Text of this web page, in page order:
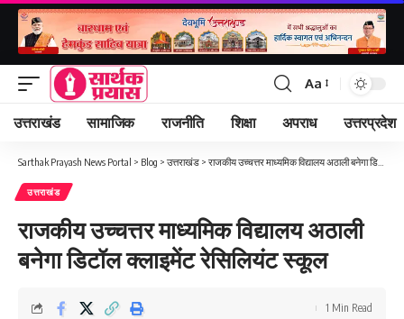
Font
Resizer
Aa
उत्तराखंड सामाजिक राजनीति शिक्षा अपराध उत्तरप्रदेश
Sarthak Prayash News Portal > Blog > उत्तराखंड > राजकीय उच्चत्तर माध्यमिक विद्यालय अठाली बनेगा डिटॉल क्लाइमेंट रेसिलियंट स्कूल
उत्तराखंड
राजकीय उच्चत्तर माध्यमिक विद्यालय अठाली
बनेगा डिटॉल क्लाइमेंट रेसिलियंट स्कूल
1 Min Read